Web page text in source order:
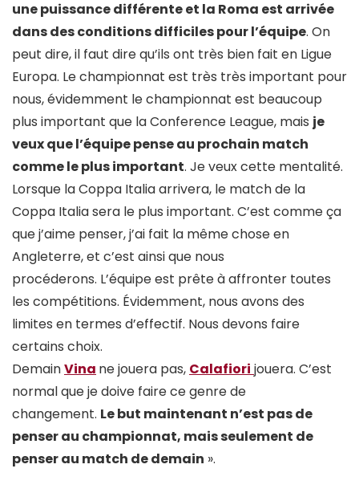
une puissance différente et la Roma est arrivée
dans des conditions difficiles pour l’équipe. On
peut dire, il faut dire qu’ils ont très bien fait en Ligue
Europa. Le championnat est très très important pour
nous, évidemment le championnat est beaucoup
plus important que la Conference League, mais je
veux que l’équipe pense au prochain match
comme le plus important. Je veux cette mentalité.
Lorsque la Coppa Italia arrivera, le match de la
Coppa Italia sera le plus important. C’est comme ça
que j’aime penser, j’ai fait la même chose en
Angleterre, et c’est ainsi que nous
procéderons. L’équipe est prête à affronter toutes
les compétitions. Évidemment, nous avons des
limites en termes d’effectif. Nous devons faire
certains choix.
DemainVina ne jouera pas, Calafiori jouera. C’est
normal que je doive faire ce genre de
changement. Le but maintenant n’est pas de
penser au championnat, mais seulement de
penser au match de demain ».